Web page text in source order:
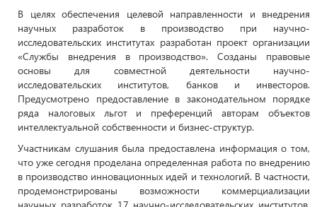
В целях обеспечения целевой направленности и внедрения
научных разработок в производство при научно-
исследовательских институтах разработан проект организации
«Службы внедрения в производство». Созданы правовые
основы для совместной деятельности научно-
исследовательских институтов, банков и инвесторов.
Предусмотрено предоставление в законодательном порядке
ряда налоговых льгот и преференций авторам объектов
интеллектуальной собственности и бизнес-структур.
Участникам слушания была предоставлена информация о том,
что уже сегодня проделана определенная работа по внедрению
в производство инновационных идей и технологий. В частности,
продемонстрированы возможности коммерциализации
научных разработок 17 научно-исследовательских институтов.